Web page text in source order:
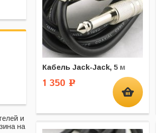
Кабель Jack-Jack, 5 м
1 350 Р